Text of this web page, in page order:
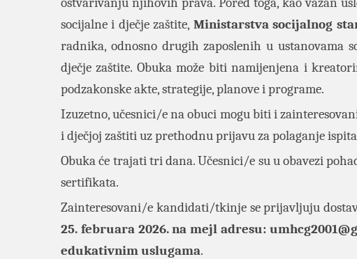
socijalne i dječje zaštite, Ministarstva socijalnog
radnika, odnosno drugih zaposlenih u ustanovama
dječje zaštite. Obuka može biti namijenjena i
podzakonske akte, strategije, planove i programe.
Izuzetno, učesnici/e na obuci mogu biti i
i dječjoj zaštiti uz prethodnu prijavu za polaganje
Obuka će trajati tri dana. Učesnici/e su u obavezi
sertifikata.
Zainteresovani/e kandidati/tkinje se prijavljuju
25. februara 2026. na mejl adresu:
edukativnim uslugama.